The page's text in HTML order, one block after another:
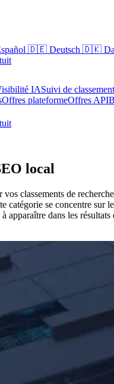
🇩🇪 Deutsch 🇩🇰
IASuivi de
Offres plateformeOffres API
local
classements de
catégorie se concentre sur
apparaître dans les résultats